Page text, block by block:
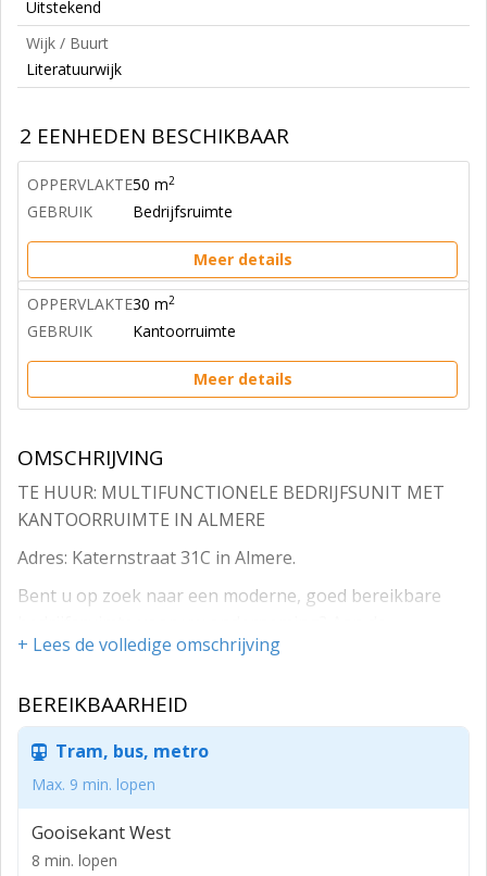
Uitstekend
Wijk / Buurt
Literatuurwijk
2 EENHEDEN BESCHIKBAAR
OPPERVLAKTE50 m2
GEBRUIK Bedrijfsruimte
Meer details
OPPERVLAKTE30 m2
GEBRUIK Kantoorruimte
Meer details
OMSCHRIJVING
TE HUUR: MULTIFUNCTIONELE BEDRIJFSUNIT MET
KANTOORRUIMTE IN ALMERE
Adres: Katernstraat 31C in Almere.
Bent u op zoek naar een moderne, goed bereikbare
Katernstraat 31C in Almere bieden wij een uitstekend
Deze unit is onderdeel van een representatief
bedrijfsverzamelgebouw op een dynamische en goed
ontsloten locatie.
LIGGING
Het pand is uitstekend gelegen op bedrijventerrein "De
Uitgeverij" aan de rand van de Literatuurwijk te
+ Lees de volledige omschrijving
BEREIKBAARHEID
Tram, bus, metro
Max. 9 min. lopen
Gooisekant West
8 min. lopen